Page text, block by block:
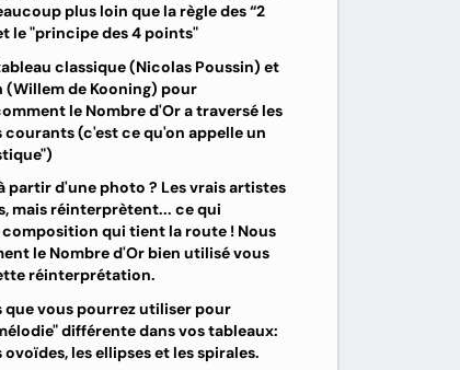
plus loin que la règle des “2
le "principe des 4 points"
classique (Nicolas Poussin) et
de Kooning) pour
le Nombre d'Or a traversé les
courants (c'est ce qu'on appelle un
partir d'une photo ? Les vrais artistes
mais réinterprètent... ce qui
composition qui tient la route ! Nous
le Nombre d'Or bien utilisé vous
réinterprétation.
que vous pourrez utiliser pour
différente dans vos tableaux:
ovoïdes, les ellipses et les spirales.